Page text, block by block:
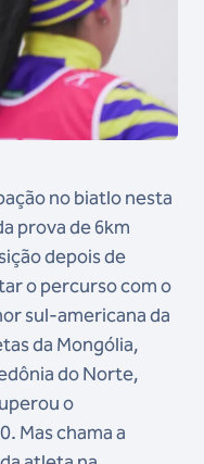
no biatlo nesta
prova de 6km
depois de
o percurso com o
sul-americana da
da Mongólia,
do Norte,
o
Mas chama a